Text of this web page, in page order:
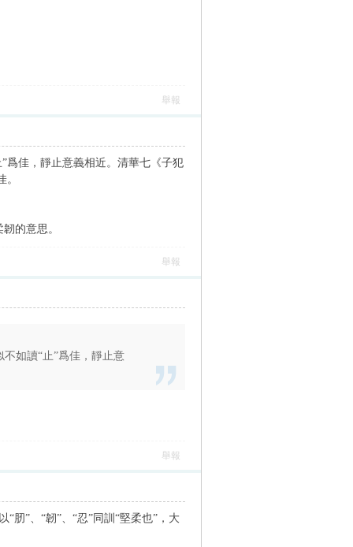
舉報
爲佳，靜止意義相近。清華七《子犯
的意思。
舉報
如讀“止”爲佳，靜止意
舉報
“肕”、“韌”、“忍”同訓“堅柔也”，大